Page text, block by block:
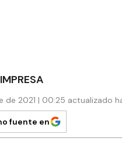
de 2021 | 00:25 actualizado
fuente en